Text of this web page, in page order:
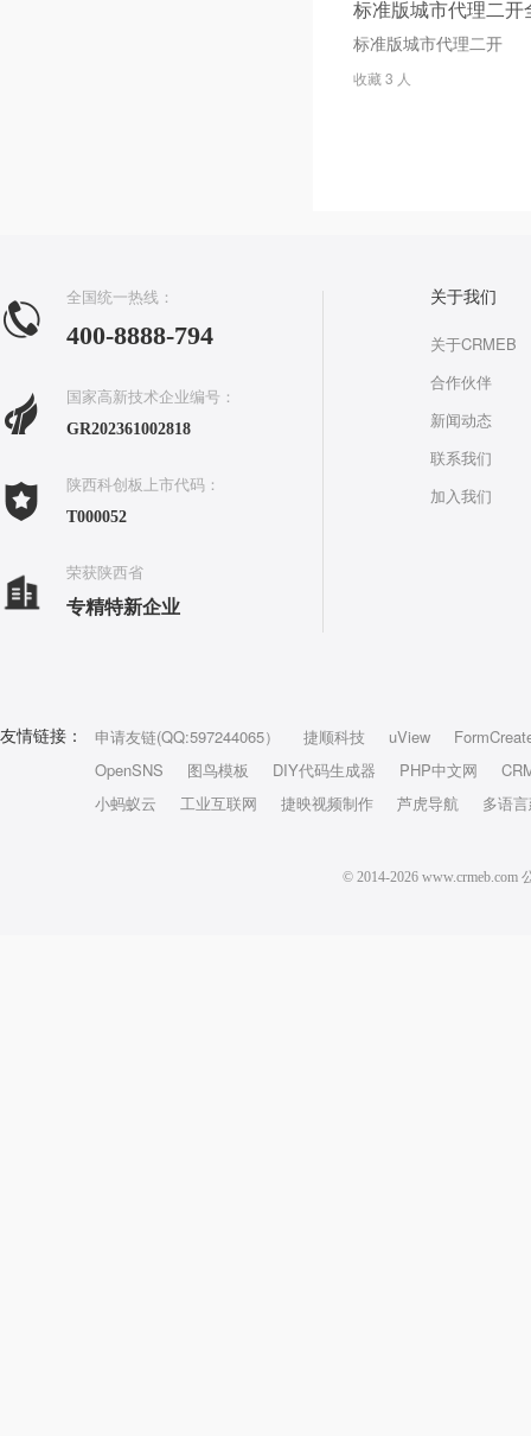
标准版城市代理二开
收藏 3 人
全国统一热线：
400-8888-794
国家高新技术企业编号：
GR202361002818
陕西科创板上市代码：
T000052
荣获陕西省
专精特新企业
关于我们
关于CRMEB
合作伙伴
新闻动态
联系我们
加入我们
友情链接： 申请友链(QQ:597244065） 捷顺科技 uView
OpenSNS
图鸟模板 DIY代码生成器 PHP中文网
小蚂蚁云
工业互联网 捷映视频制作 芦虎导航 多语
© 2014-2026